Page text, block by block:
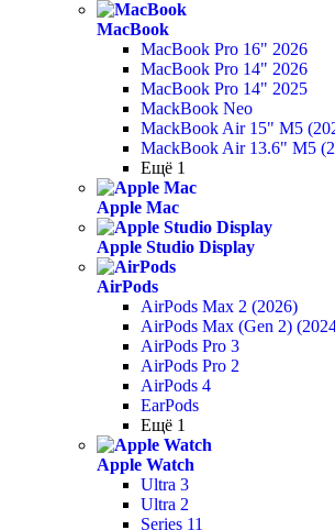
MacBook
MacBook Pro 16" 2026
MacBook Pro 14" 2026
MacBook Pro 14" 2025
MackBook Neo
MackBook Air 15" M5
MackBook Air 13.6" M5
Ещё 1
Apple Mac
Apple Studio Display
AirPods
AirPods Max 2 (2026)
AirPods Max (Gen 2)
AirPods Pro 3
AirPods Pro 2
AirPods 4
EarPods
Ещё 1
Apple Watch
Ultra 3
Ultra 2
Series 11